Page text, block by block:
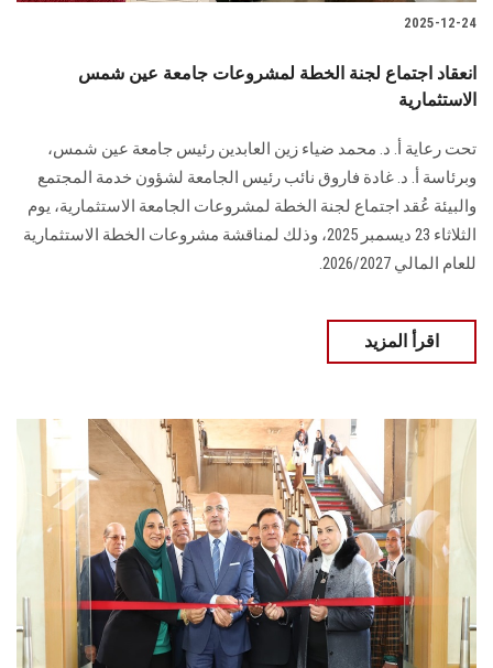
سجل الان
2025-12-24
انعقاد اجتماع لجنة الخطة لمشروعات جامعة عين شمس
الاستثمارية
تحت رعاية أ. د. محمد ضياء زين العابدين رئيس جامعة عين شمس،
وبرئاسة أ. د. غادة فاروق نائب رئيس الجامعة لشؤون خدمة المجتمع
والبيئة عُقد اجتماع لجنة الخطة لمشروعات الجامعة الاستثمارية، يوم
الثلاثاء 23 ديسمبر 2025، وذلك لمناقشة مشروعات الخطة الاستثمارية
للعام المالي 2026/2027.
اقرأ المزيد